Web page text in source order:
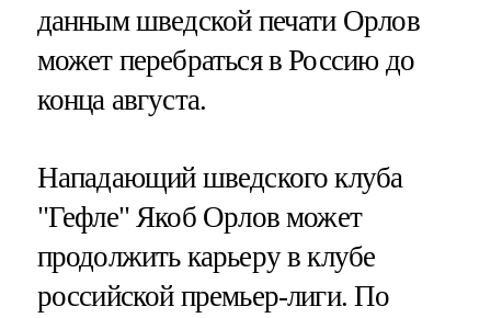
данным шведской печати Орлов
может перебраться в Россию до
конца августа.
Нападающий шведского клуба
"Гефле" Якоб Орлов может
продолжить карьеру в клубе
российской премьер-лиги. По